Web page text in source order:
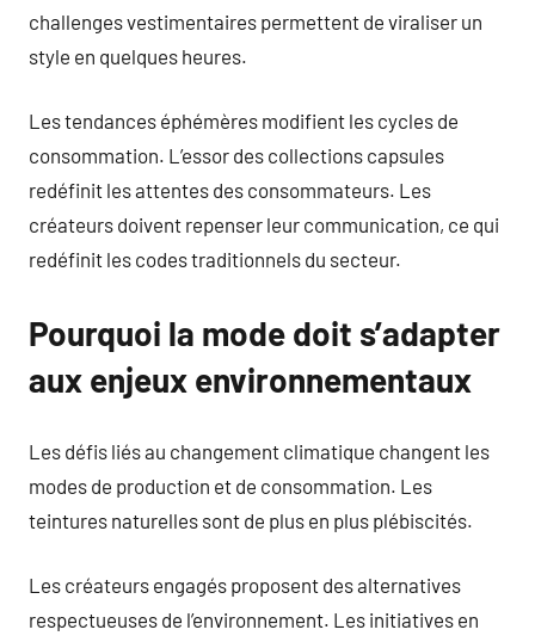
challenges vestimentaires permettent de viraliser un
style en quelques heures.
Les tendances éphémères modifient les cycles de
consommation. L’essor des collections capsules
redéfinit les attentes des consommateurs. Les
créateurs doivent repenser leur communication, ce qui
redéfinit les codes traditionnels du secteur.
Pourquoi la mode doit s’adapter
aux enjeux environnementaux
Les défis liés au changement climatique changent les
modes de production et de consommation. Les
teintures naturelles sont de plus en plus plébiscités.
Les créateurs engagés proposent des alternatives
respectueuses de l’environnement. Les initiatives en